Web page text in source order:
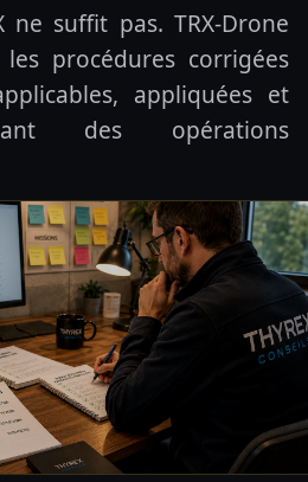
ne suffit pas. TRX-Drone
procédures corrigées
appliquées et
des opérations